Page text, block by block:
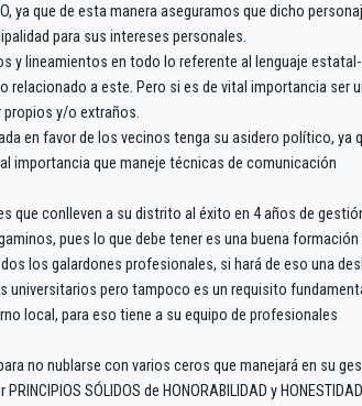
ya que de esta manera aseguramos que dicho
para sus intereses personales.
y lineamientos en todo lo referente al lenguaje estatal-
a este. Pero si es de vital importancia ser
propios y/o extraños.
en favor de los vecinos tenga su asidero político, ya
importancia que maneje técnicas de comunicación
que conlleven a su distrito al éxito en 4 años de
pues lo que debe tener es una buena formación
los galardones profesionales, si hará de eso una
universitarios pero tampoco es un requisito
local, para eso tiene a su equipo de profesionales
no nublarse con varios ceros que manejará en su
SÓLIDOS de HONORABILIDAD y